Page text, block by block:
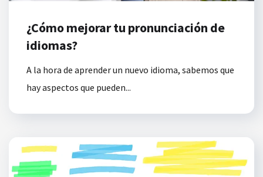
¿Cómo mejorar tu pronunciación de
idiomas?
A la hora de aprender un nuevo idioma, sabemos que
hay aspectos que pueden...